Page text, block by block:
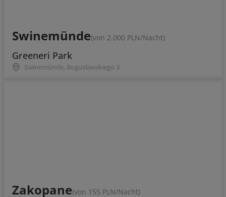
Swinemünde(von 2.000 PLN/Nacht)
Greeneri Park
Swinemünde, Bogusławskiego 3
Zakopane(von 155 PLN/Nacht)